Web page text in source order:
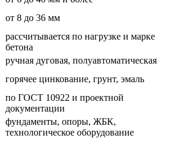
от 8 до 36 мм
рассчитывается по нагрузке и марке
бетона
ручная дуговая, полуавтоматическая
горячее цинкование, грунт, эмаль
по ГОСТ 10922 и проектной
документации
фундаменты, опоры, ЖБК,
технологическое оборудование